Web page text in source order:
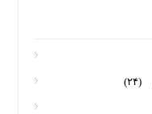
(۲۴)